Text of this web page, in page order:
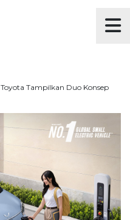
Toyota Tampilkan Duo Konsep